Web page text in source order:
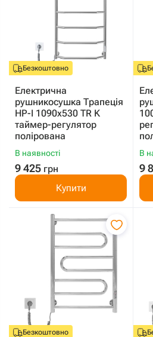
Безкоштовно
Електрична
рушникосушка Трапеція
HP-I 1090x530 TR K
таймер-регулятор
полірована
В наявності
9 425 грн
Купити
В
9
Безкоштовно